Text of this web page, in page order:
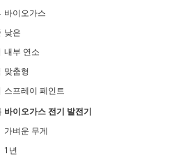
바이오가스
낮은
내부 연소
맞춤형
스프레이 페인트
바이오가스 전기 발전기
가벼운 무게
1년